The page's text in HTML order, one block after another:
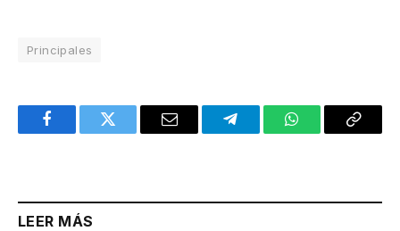
Principales
FacebookTwitter Email TelegramWhatsAppCopy
LEER MÁS